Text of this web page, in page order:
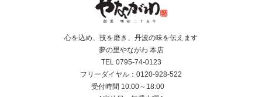
心を込め、技を磨き、丹波の味を伝えます
夢の里やながわ 本店
TEL 0795-74-0123
フリーダイヤル：0120-928-522
受付時間 10:00～18:00